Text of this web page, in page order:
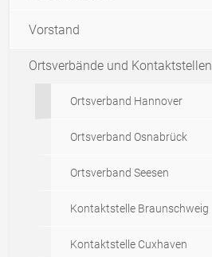
Vorstand
Ortsverbände und Kontaktstellen
Ortsverband Hannover
Ortsverband Osnabrück
Ortsverband Seesen
Kontaktstelle Braunschweig
Kontaktstelle Cuxhaven